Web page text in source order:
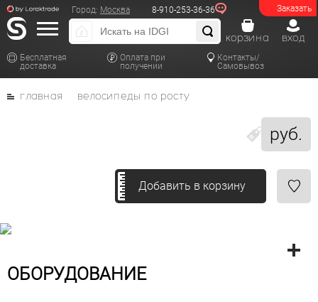
Заказать
Город: Москва 8-910-253-36-36
Бесплатная
доставка
Оплата при
получении
Контакты/
Самовывоз
вход
корзина
руб.
главная велосипеды по росту
Добавить в корзину
ОБОРУДОВАНИЕ